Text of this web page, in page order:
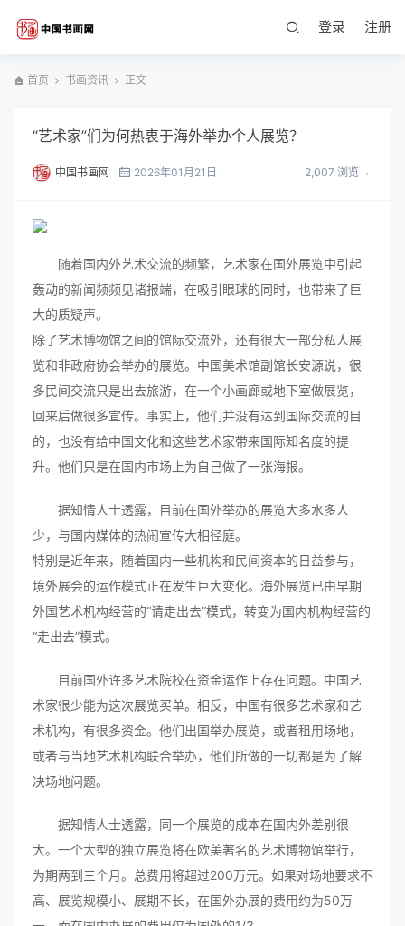
登录 注册
首页 书画资讯 正文
“艺术家”们为何热衷于海外举办个人展览？
中国书画网 2026年01月21日 2,007 浏览
随着国内外艺术交流的频繁，艺术家在国外展览中引起
轰动的新闻频频见诸报端，在吸引眼球的同时，也带来了巨
大的质疑声。
除了艺术博物馆之间的馆际交流外，还有很大一部分私人展
览和非政府协会举办的展览。中国美术馆副馆长安源说，很
多民间交流只是出去旅游，在一个小画廊或地下室做展览，
回来后做很多宣传。事实上，他们并没有达到国际交流的目
的，也没有给中国文化和这些艺术家带来国际知名度的提
升。他们只是在国内市场上为自己做了一张海报。
据知情人士透露，目前在国外举办的展览大多水多人
少，与国内媒体的热闹宣传大相径庭。
特别是近年来，随着国内一些机构和民间资本的日益参与，
境外展会的运作模式正在发生巨大变化。海外展览已由早期
外国艺术机构经营的“请走出去”模式，转变为国内机构经营的
“走出去”模式。
目前国外许多艺术院校在资金运作上存在问题。中国艺
术家很少能为这次展览买单。相反，中国有很多艺术家和艺
术机构，有很多资金。他们出国举办展览，或者租用场地，
或者与当地艺术机构联合举办，他们所做的一切都是为了解
决场地问题。
据知情人士透露，同一个展览的成本在国内外差别很
大。一个大型的独立展览将在欧美著名的艺术博物馆举行，
为期两到三个月。总费用将超过200万元。如果对场地要求不
高、展览规模小、展期不长，在国外办展的费用约为50万